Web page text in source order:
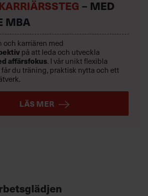
– MED
MBA
och karriären med
på att leda och utveckla
affärsfokus. I vår unikt flexibla
får du träning, praktisk nytta och ett
LÄS MER